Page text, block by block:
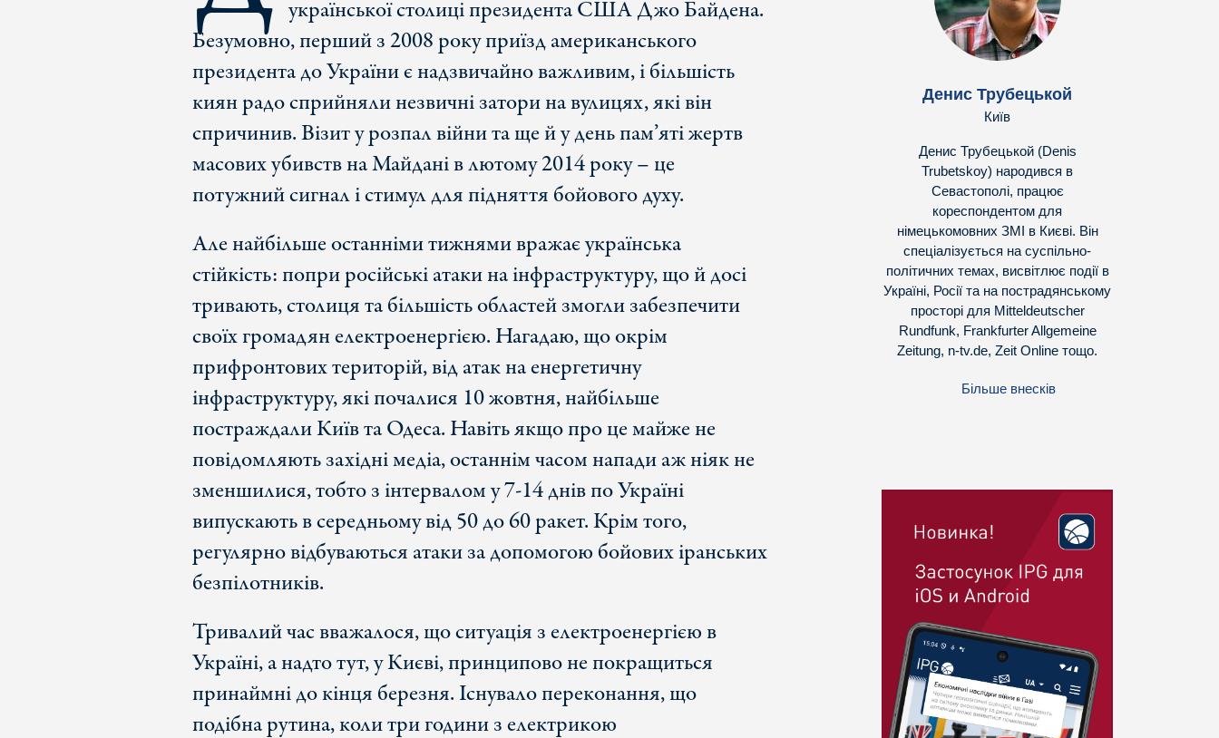
української столиці президента США Джо Байдена.
Безумовно, перший з 2008 року приїзд американського
президента до України є надзвичайно важливим, і більшість
киян радо сприйняли незвичні затори на вулицях, які він
спричинив. Візит у розпал війни та ще й у день пам’яті жертв
масових убивств на Майдані в лютому 2014 року – це
потужний сигнал і стимул для підняття бойового духу.
Але найбільше останніми тижнями вражає українська
стійкість: попри російські атаки на інфраструктуру, що й досі
тривають, столиця та більшість областей змогли забезпечити
своїх громадян електроенергією. Нагадаю, що окрім
прифронтових територій, від атак на енергетичну
інфраструктуру, які почалися 10 жовтня, найбільше
постраждали Київ та Одеса. Навіть якщо про це майже не
повідомляють західні медіа, останнім часом напади аж ніяк не
зменшилися, тобто з інтервалом у 7-14 днів по Україні
випускають в середньому від 50 до 60 ракет. Крім того,
регулярно відбуваються атаки за допомогою бойових іранських
безпілотників.
Тривалий час вважалося, що ситуація з електроенергією в
Україні, а надто тут, у Києві, принципово не покращиться
принаймні до кінця березня. Існувало переконання, що
подібна рутина, коли три години з електрикою
Денис Трубецькой
Київ
Денис Трубецькой (Denis
Trubetskoy) народився в
Севастополі, працює
кореспондентом для
німецькомовних ЗМІ в Києві. Він
спеціалізується на суспільно-
політичних темах, висвітлює події в
Україні, Росії та на пострадянському
просторі для Mitteldeutscher
Rundfunk, Frankfurter Allgemeine
Zeitung, n-tv.de, Zeit Online тощо.
Більше внесків